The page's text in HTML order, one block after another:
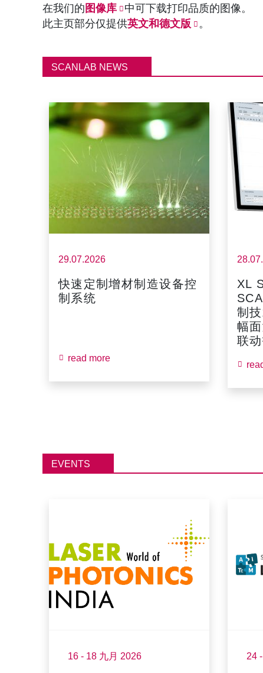
在我们的 图像库
中可下载打印品质的图像。
此主页部分仅提供英文和德文版 。
SCANLAB NEWS
29.07.2026
快速定制增材制造设备控
制系统
read more
XL
制
幅
联
EVENTS
16 - 18 九月 2026 24